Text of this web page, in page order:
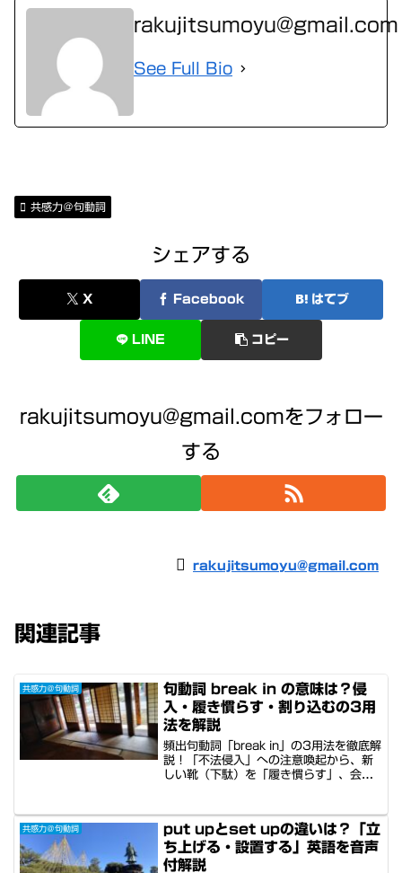
rakujitsumoyu@gmail.com
See Full Bio
共感力＠句動詞
シェアする
X Facebook はてブ
LINE コピー
rakujitsumoyu@gmail.comをフォロー
する
rakujitsumoyu@gmail.com
関連記事
共感力＠句動詞
句動詞 break in の意味は？侵
入・履き慣らす・割り込むの3用
法を解説
頻出句動詞「break in」の3用法を徹底解
説！「不法侵入」への注意喚起から、新
しい靴（下駄）を「履き慣らす」、会議
える実用的な9例文を収録しました。米
英・男女の速度別英語音声付きで、多忙
な方の隙間学習にも最適です。
共感力＠句動詞
put upとset upの違いは？「立
ち上げる・設置する」英語を音声
付解説